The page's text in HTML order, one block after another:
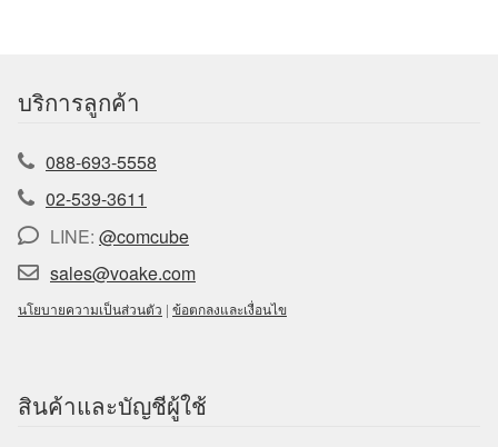
บริการลูกค้า
088-693-5558
02-539-3611
LINE: @comcube
sales@voake.com
นโยบายความเป็นส่วนตัว | ข้อตกลงและเงื่อนไข
สินค้าและบัญชีผู้ใช้